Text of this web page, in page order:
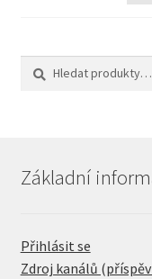
Hledat:
Hledat
Základní
Přihlásit se
Zdroj kanálů